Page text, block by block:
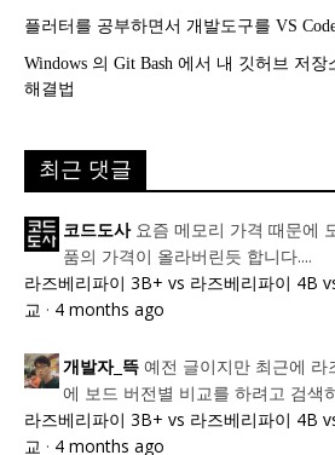
플러터를 공부하면서 개발도구를 VS
Windows 의 Git Bash 에서 내 깃허브 저장
해결법
최근 댓글
코드도사 요즘 메모리 가격 때문에
품의 가격이 올라버린듯 합니다....
라즈베리파이 3B+ vs 라즈베리파이 4B
교 · 4 months ago
개발자_뜩 예전 글이지만 최근에 라
에 보드 버전별 비교를 하려고 검색
라즈베리파이 3B+ vs 라즈베리파이 4B
교 · 4 months ago